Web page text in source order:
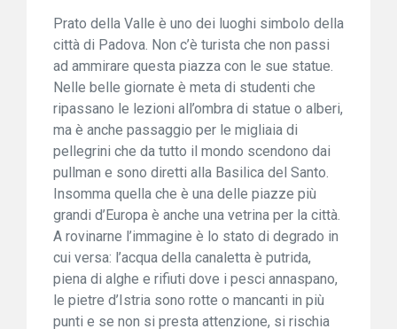
Prato della Valle è uno dei luoghi simbolo della
città di Padova. Non c’è turista che non passi
ad ammirare questa piazza con le sue statue.
Nelle belle giornate è meta di studenti che
ripassano le lezioni all’ombra di statue o alberi,
ma è anche passaggio per le migliaia di
pellegrini che da tutto il mondo scendono dai
pullman e sono diretti alla Basilica del Santo.
Insomma quella che è una delle piazze più
grandi d’Europa è anche una vetrina per la città.
A rovinarne l’immagine è lo stato di degrado in
cui versa: l’acqua della canaletta è putrida,
piena di alghe e rifiuti dove i pesci annaspano,
le pietre d’Istria sono rotte o mancanti in più
punti e se non si presta attenzione, si rischia